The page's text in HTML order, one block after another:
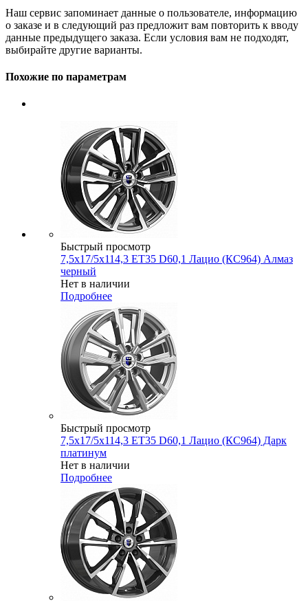
Наш сервис запоминает данные о пользователе, информацию
о заказе и в следующий раз предложит вам повторить к вводу
данные предыдущего заказа. Если условия вам не подходят,
выбирайте другие варианты.
Похожие по параметрам
Быстрый просмотр
7,5x17/5x114,3 ET35 D60,1 Лацио (КС964) Алмаз
черный
Нет в наличии
Подробнее
Быстрый просмотр
7,5x17/5x114,3 ET35 D60,1 Лацио (КС964) Дарк
платинум
Нет в наличии
Подробнее